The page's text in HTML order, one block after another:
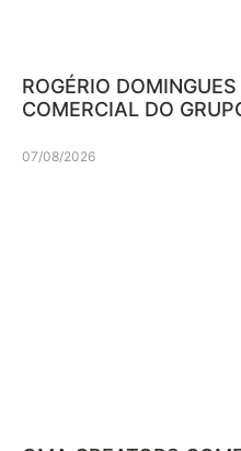
ROGÉRIO
COMERCIAL DO
07/08/2026